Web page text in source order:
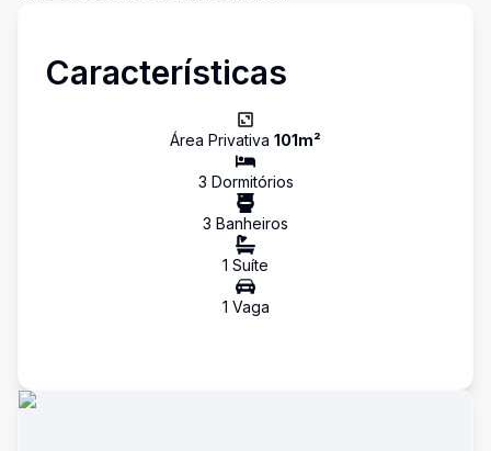
Características
Área Privativa 101m²
3 Dormitórios
3 Banheiros
1 Suíte
1 Vaga